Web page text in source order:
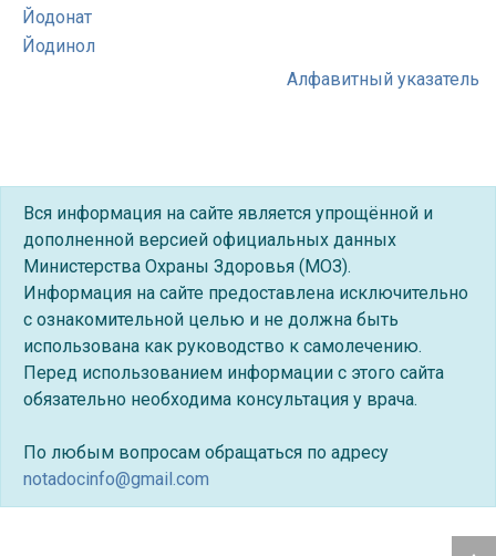
Йодонат
Йодинол
Алфавитный указатель
Вся информация на сайте является упрощённой и
дополненной версией официальных данных
Министерства Охраны Здоровья (МОЗ).
Информация на сайте предоставлена исключительно
с ознакомительной целью и не должна быть
использована как руководство к самолечению.
Перед использованием информации с этого сайта
обязательно необходима консультация у врача.
По любым вопросам обращаться по адресу
notadocinfo@gmail.com